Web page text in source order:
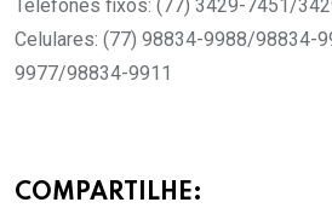
Telefones fixos: (77) 3429-7451/
Celulares: (77) 98834-9988/98834-
9977/98834-9911
COMPARTILHE: